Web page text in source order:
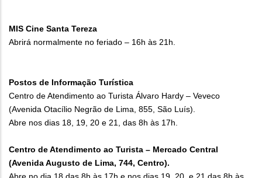
MIS Cine Santa Tereza
Abrirá normalmente no feriado – 16h às 21h.
Postos de Informação Turística
Centro de Atendimento ao Turista Álvaro Hardy – Veveco
(Avenida Otacílio Negrão de Lima, 855, São Luís).
Abre nos dias 18, 19, 20 e 21, das 8h às 17h.
Centro de Atendimento ao Turista – Mercado Central
(Avenida Augusto de Lima, 744, Centro).